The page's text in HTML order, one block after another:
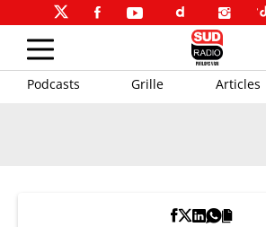
Podcasts Grille Articles